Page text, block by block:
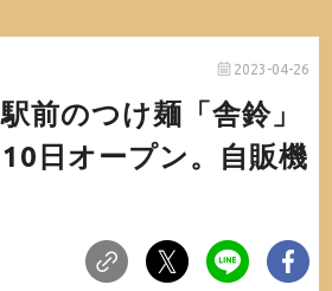
2023-04-26
前のつけ麺「舎鈴」
日オープン。自販機